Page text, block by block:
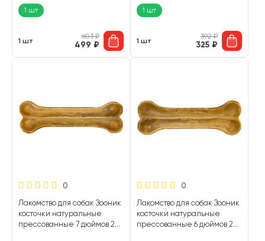
1 шт
1 шт
603₽
499 ₽
1 шт
1 шт
392₽
325 ₽
0
Лакомство для собак Зооник
косточки натуральные
прессованные 7 дюймов 2
0
Лакомство для собак Зооник
косточки натуральные
прессованные 6 дюймов 2